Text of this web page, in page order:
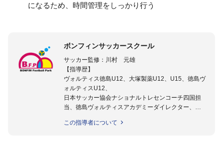
になるため、時間管理をしっかり行う
ボンフィンサッカースクール
サッカー監修：川村 元雄
【指導歴】
ヴォルティス徳島U12、大塚製薬U12、U15、徳島ヴ
ォルティスU12、
日本サッカー協会ナショナルトレセンコーチ四国担
当、徳島ヴォルティスアカデミーダイレクター、
日本サッカー協会公認B級養成講習会インストラクタ
この指導者について